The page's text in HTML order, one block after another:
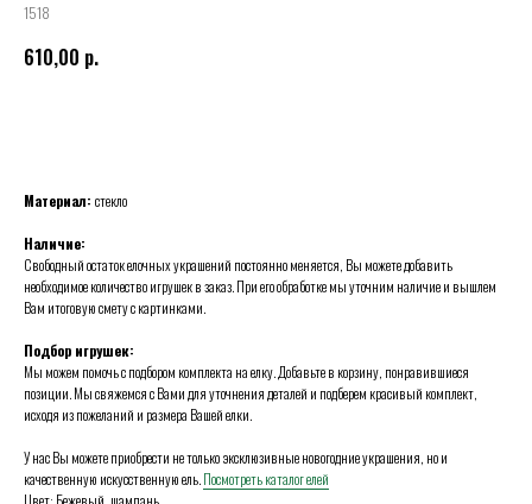
1518
610,00 р.
Материал: стекло
Наличие:
Свободный остаток елочных украшений постоянно меняется, Вы можете добавить
необходимое количество игрушек в заказ. При его обработке мы уточним наличие и вышлем
Вам итоговую смету с картинками.
Подбор игрушек:
Мы можем помочь с подбором комплекта на елку. Добавьте в корзину, понравившиеся
позиции. Мы свяжемся с Вами для уточнения деталей и подберем красивый комплект,
исходя из пожеланий и размера Вашей елки.
У нас Вы можете приобрести не только эксклюзивные новогодние украшения, но и
качественную искусственную ель.Посмотреть каталог елей
Цвет: Бежевый, шампань